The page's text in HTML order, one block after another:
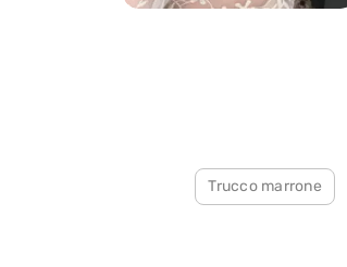
Trucco marrone